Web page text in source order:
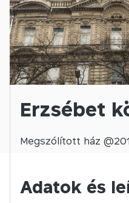
Erzsébet
Megszólított ház @
Adatok és